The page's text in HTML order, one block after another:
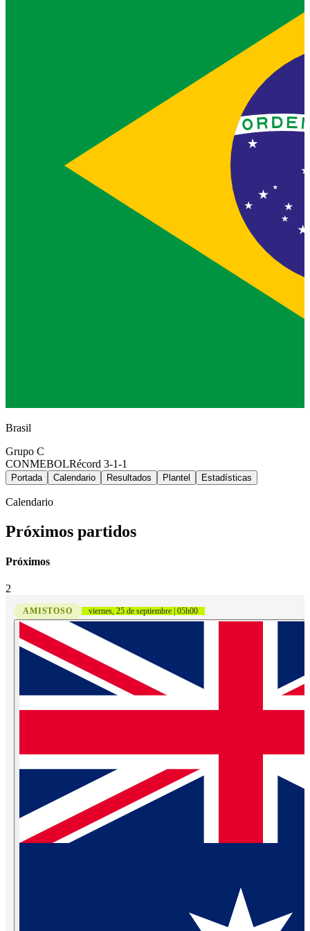
Brasil
Grupo C
CONMEBOLRécord 3-1-1
Portada Calendario Resultados Plantel Estadísticas
Calendario
Próximos partidos
Próximos
2
AMISTOSO viernes, 25 de septiembre | 05h00